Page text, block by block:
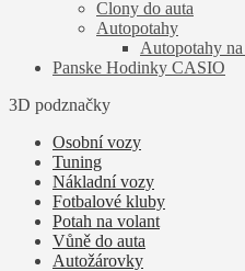
Clony do auta
Autopotahy
Autopotahy na
Panske Hodinky CASIO
3D podznačky
Osobní vozy
Tuning
Nákladní vozy
Fotbalové kluby
Potah na volant
Vůně do auta
Autožárovky